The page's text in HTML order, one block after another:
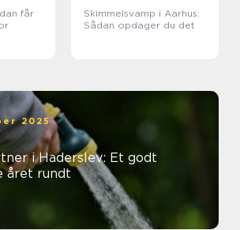
Skimmelsvamp i Aarhus:
Sådan opdager du det
2025
i Haderslev: Et godt
året rundt